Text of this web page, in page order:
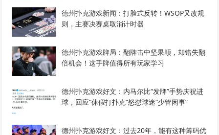
德州扑克游戏新闻：打脸式反转！WSOP又改规
则，主赛决赛桌取消计时器
德州扑克游戏牌局：翻牌击中坚果顺，却错失翻
倍机会！这手牌值得所有玩家学习
德州扑克游戏好文：内马尔比“发牌”手势庆祝进
球，回应“休假打扑克”怒怼球迷“少管闲事”
德州扑克游戏好文：过去20年，能有这种筹码优